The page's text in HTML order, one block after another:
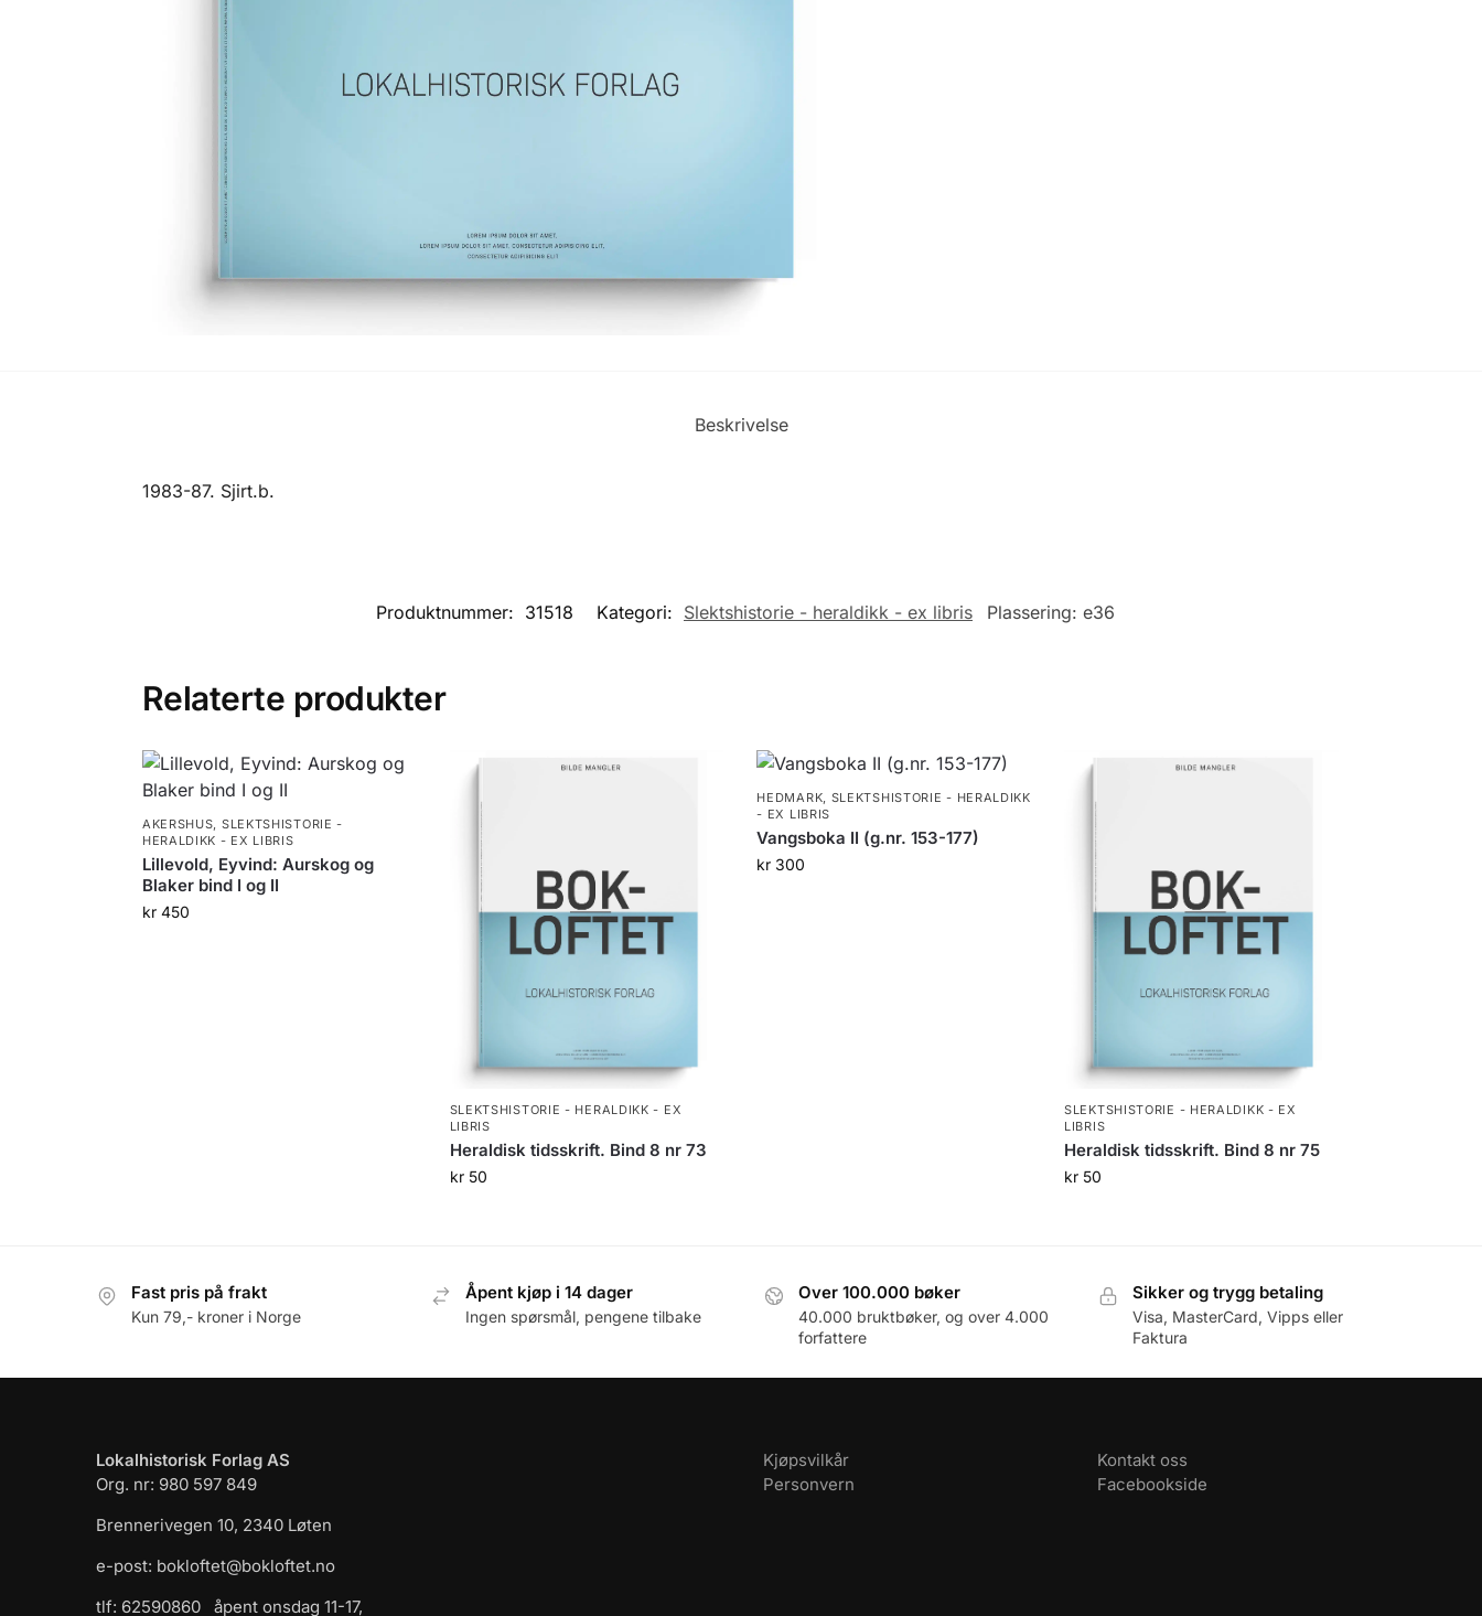
Beskrivelse
1983-87. Sjirt.b.
Produktnummer: 31518 Kategori: Slektshistorie - heraldikk - ex libris Plassering: e36
Relaterte produkter
AKERSHUS, SLEKTSHISTORIE -
HERALDIKK - EX LIBRIS
Lillevold, Eyvind: Aurskog og
Blaker bind I og II
kr450
SLEKTSHISTORIE - HERALDIKK - EX
LIBRIS
Heraldisk tidsskrift. Bind 8 nr 73
kr50
HEDMARK, SLEKTSHISTORIE - HERALDIKK
- EX LIBRIS
Vangsboka II (g.nr. 153-177)
kr 300
SLEKTSHISTORIE - HERALDIKK - EX
LIBRIS
Heraldisk tidsskrift. Bind 8 nr 75
kr 50
Fast pris på frakt
Kun 79,- kroner i Norge
Åpent kjøp i 14 dager
Ingen spørsmål, pengene tilbake
Over 100.000 bøker
40.000 bruktbøker, og over 4.000
forfattere
Sikker og trygg betaling
Visa, MasterCard, Vipps eller
Faktura
Lokalhistorisk Forlag AS
Org. nr: 980 597 849
Brennerivegen 10, 2340 Løten
e-post: bokloftet@bokloftet.no
tlf: 62590860 åpent onsdag 11-17,
Kjøpsvilkår
Personvern
Kontakt oss
Facebookside